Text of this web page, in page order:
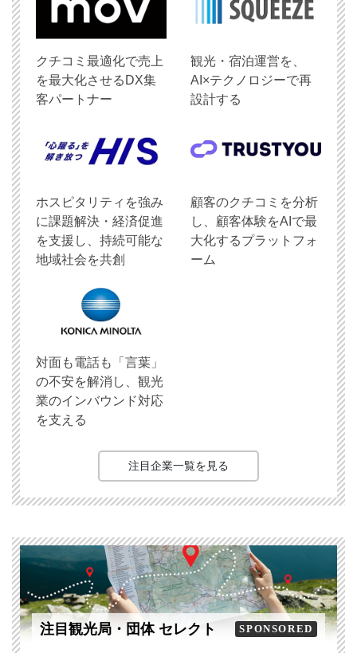
クチコミ最適化で売上
を最大化させるDX集
客パートナー
観光・宿泊運営を、
AI×テクノロジーで再
設計する
ホスピタリティを強み
に課題解決・経済促進
を支援し、持続可能な
地域社会を共創
顧客のクチコミを分析
し、顧客体験をAIで最
大化するプラットフォ
ーム
対面も電話も「言葉」
の不安を解消し、観光
業のインバウンド対応
を支える
注目企業一覧を見る
注目観光局・団体 セレクト SPONSORED